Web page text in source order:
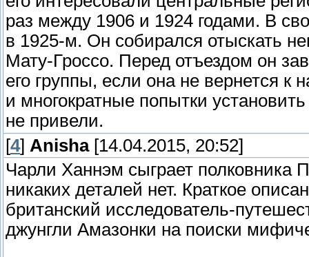
раз между 1906 и 1924 годами. В
в 1925-м. Он собирался отыскать
Мату-Гроссо. Перед отъездом он
его группы, если она не вернется к
и многократные попытки
не привели.
[4] Anisha[14.04.2015, 20:52]
Чарли Ханнэм сыграет полковника
никаких деталей нет. Краткое
британский исследователь-
джунгли Амазонки на поиски